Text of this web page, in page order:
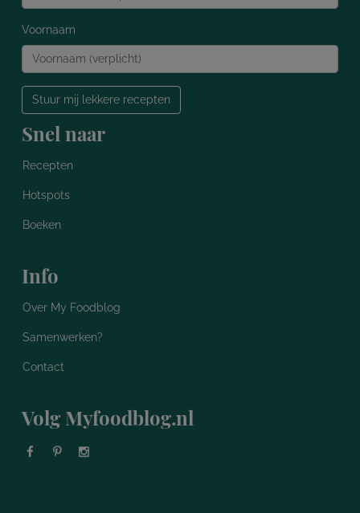
Voornaam
Stuur mij lekkere recepten
Snel naar
Recepten
Hotspots
Boeken
Info
Over My Foodblog
Samenwerken?
Contact
Volg Myfoodblog.nl